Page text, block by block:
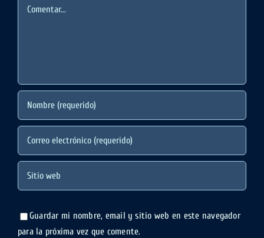
Comentar
Guardar mi nombre, email y sitio web en este navegador
para la próxima vez que comente.